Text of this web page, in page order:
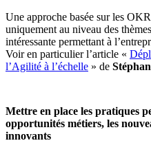
Une approche basée sur les
uniquement au niveau des
intéressante permettant à
Voir en particulier l’article «
l’Agilité à l’échelle » de
Mettre en place les pratiques
opportunités métiers, les
innovants